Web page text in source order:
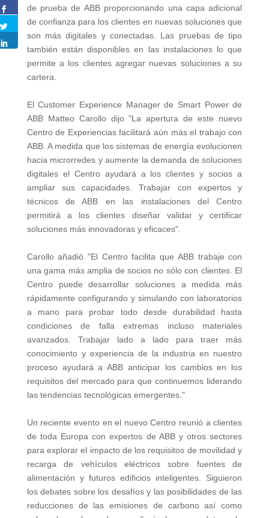
de prueba de ABB proporcionando una capa adicional
de confianza para los clientes en nuevas soluciones que
son más digitales y conectadas. Las pruebas de tipo
también están disponibles en las instalaciones lo que
permite a los clientes agregar nuevas soluciones a su
cartera.
El Customer Experience Manager de Smart Power de
ABB Matteo Carollo dijo "La apertura de este nuevo
Centro de Experiencias facilitará aún más el trabajo con
ABB. A medida que los sistemas de energía evolucionen
hacia microrredes y aumente la demanda de soluciones
digitales el Centro ayudará a los clientes y socios a
ampliar sus capacidades. Trabajar con expertos y
técnicos de ABB en las instalaciones del Centro
permitirá a los clientes diseñar validar y certificar
soluciones más innovadoras y eficaces".
Carollo añadió "El Centro facilita que ABB trabaje con
una gama más amplia de socios no sólo con clientes. El
Centro puede desarrollar soluciones a medida más
rápidamente configurando y simulando con laboratorios
a mano para probar todo desde durabilidad hasta
condiciones de falla extremas incluso materiales
avanzados. Trabajar lado a lado para traer más
conocimiento y experiencia de la industria en nuestro
proceso ayudará a ABB anticipar los cambios en los
requisitos del mercado para que continuemos liderando
las tendencias tecnológicas emergentes."
Un reciente evento en el nuevo Centro reunió a clientes
de toda Europa con expertos de ABB y otros sectores
para explorar el impacto de los requisitos de movilidad y
recarga de vehículos eléctricos sobre fuentes de
alimentación y futuros edificios inteligentes. Siguieron
los debates sobre los desafíos y las posibilidades de las
reducciones de las emisiones de carbono así como